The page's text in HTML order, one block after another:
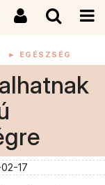
► EGÉSZSÉG
17